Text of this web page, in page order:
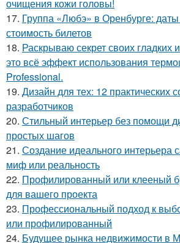
очищения кожи головы!
17. Группа «Любэ» в Оренбурге:
стоимость билетов
18. Раскрываю секрет своих гладких
это всё эффект использования
Professional.
19. Дизайн для тех: 12 практических
разработчиков
20. Стильный интерьер без помощи
простых шагов
21. Создание идеального интерьера
миф или реальность
22. Профилированный или клееный
для вашего проекта
23. Профессиональный подход к
или профилированный
24. Будущее рынка недвижимости в